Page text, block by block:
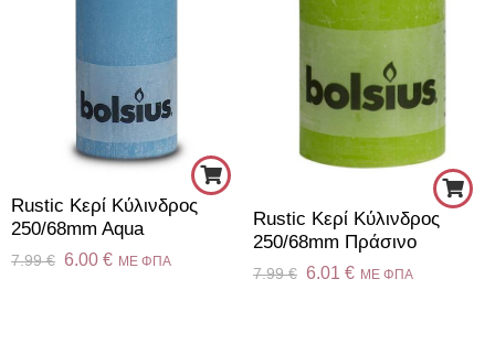
Rustic Κερί Kύλινδρος
250/68mm Aqua
7.99€ 6.00 € ME ΦΠΑ
Rustic Κερί Kύλινδρος
250/68mm Πράσινο
7.99€ 6.01 € ME ΦΠΑ